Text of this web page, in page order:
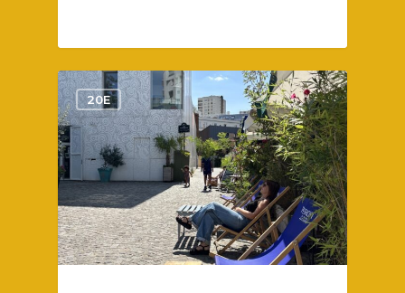
20E
1
Saint-Blaise / Réunion